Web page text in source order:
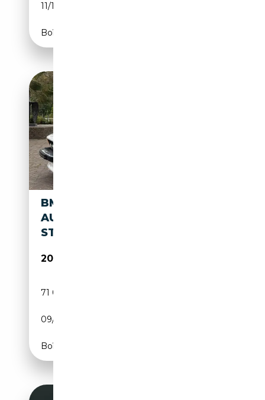
11/1976
Boîte manuelle
BMW 633 6-SERIE CSI,
AUTOMAAT, IN ZEER MOOIE
STAAT
20 950€
71 058 km
09/1980
Boîte automatique